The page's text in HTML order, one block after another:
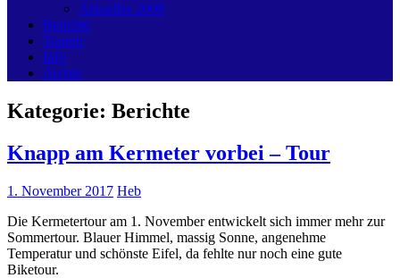
Aktuelles 2008
Berichte
Touren
Info
Archiv
Kategorie: Berichte
Knapp am Kermeter vorbei – Tour
1. November 2017 Heb
Die Kermetertour am 1. November entwickelt sich immer mehr zur
Sommertour. Blauer Himmel, massig Sonne, angenehme
Temperatur und schönste Eifel, da fehlte nur noch eine gute
Biketour.